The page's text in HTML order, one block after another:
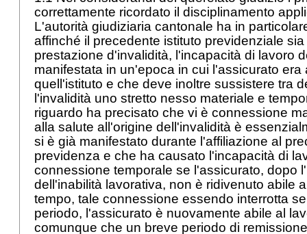
correttamente ricordato il disciplinamento
L'autorità giudiziaria cantonale ha in
affinché il precedente istituto previdenziale
prestazione d'invalidità, l'incapacità di lavoro
manifestata in un'epoca in cui l'assicurato era
quell'istituto e che deve inoltre sussistere tra
l'invalidità uno stretto nesso materiale e
riguardo ha precisato che vi è connessione
alla salute all'origine dell'invalidità è
si è già manifestato durante l'affiliazione al
previdenza e che ha causato l'incapacità di
connessione temporale se l'assicurato, dopo
dell'inabilità lavorativa, non è ridivenuto abile
tempo, tale connessione essendo interrotta
periodo, l'assicurato è nuovamente abile al
comunque che un breve periodo di